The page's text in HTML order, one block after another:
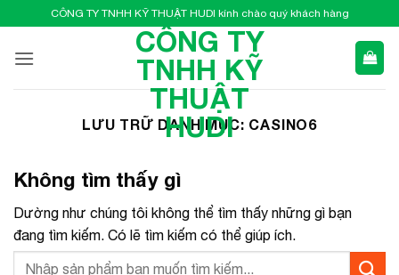
qua
nội
CÔNG TY TNHH KỸ THUẬT HUDI kính chào quý khách hàng
CÔNG TY
TNHH KỸ
THUẬT
HUDI
LƯU TRỮ DANH MỤC: CASINO6
Không tìm thấy gì
Dường như chúng tôi không thể tìm thấy những gì bạn
đang tìm kiếm. Có lẽ tìm kiếm có thể giúp ích.